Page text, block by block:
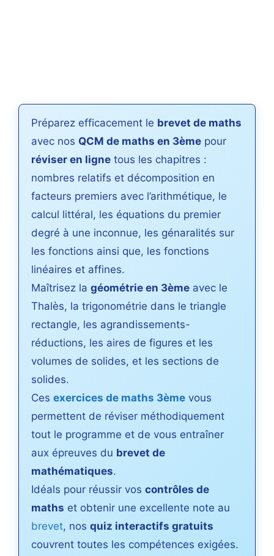
Préparez efficacement le brevet de maths
avec nos QCM de maths en 3ème pour
réviser en ligne tous les chapitres :
nombres relatifs et décomposition en
facteurs premiers avec l’arithmétique, le
calcul littéral, les équations du premier
degré à une inconnue, les génaralités sur
les fonctions ainsi que, les fonctions
linéaires et affines.
Maîtrisez la géométrie en 3ème avec le
Thalès, la trigonométrie dans le triangle
rectangle, les agrandissements-
réductions, les aires de figures et les
volumes de solides, et les sections de
solides.
Ces exercices de maths 3ème vous
permettent de réviser méthodiquement
tout le programme et de vous entraîner
aux épreuves du brevet de
mathématiques.
Idéals pour réussir vos contrôles de
maths et obtenir une excellente note au
brevet, nos quiz interactifs gratuits
couvrent toutes les compétences exigées.